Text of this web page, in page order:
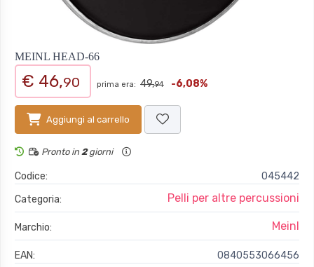
MEINL HEAD-66
€ 46,90 prima era: 49,94 -6,08%
Aggiungi al carrello
Pronto in 2giorni
Codice:
045442
Categoria:
Pelli per altre percussioni
Marchio: Meinl
EAN: 0840553066456